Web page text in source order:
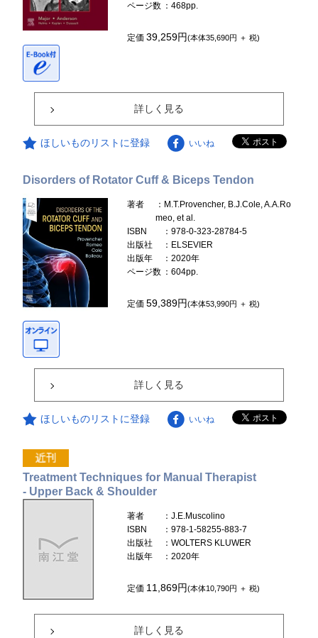
ページ数 ：468pp.
定価39,259円(本体35,690円 ＋ 税)
詳しく見る
ほしいものリストに登録 いいね
Disorders of Rotator Cuff & Biceps Tendon
著者
：M.T.Provencher, B.J.Cole, A.A.Ro
meo, et al.
ISBN
：978-0-323-28784-5
出版社
：ELSEVIER
出版年
：2020年
ページ数 ：604pp.
定価59,389円(本体53,990円 ＋ 税)
詳しく見る
ほしいものリストに登録 いいね
Treatment Techniques for Manual Therapist
- Upper Back & Shoulder
著者
：J.E.Muscolino
ISBN
：978-1-58255-883-7
出版社
：WOLTERS KLUWER
出版年
：2020年
定価 11,869円(本体10,790円 ＋ 税)
詳しく見る